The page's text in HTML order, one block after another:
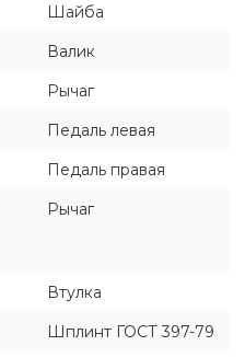
Шайба
Валик
Рычаг
Педаль левая
Педаль правая
Рычаг
Втулка
Шплинт ГОСТ 397-79